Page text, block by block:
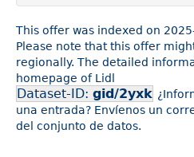
This offer was indexed on
Please note that this offer
regionally. The detailed
homepage of Lidl
Dataset-ID: gid/2yxk
una entrada? Envíenos un
del conjunto de datos.